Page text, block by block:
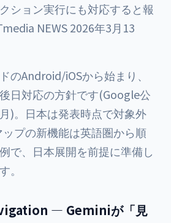
ション実行にも対応すると報
NEWS 2026年3月13
のAndroid/iOSから始まり、
日対応の方針です(Google公
)。日本は発表時点で対象外
プの新機能は英語圏から順
で、日本展開を前提に準備し
。
— Geminiが「見